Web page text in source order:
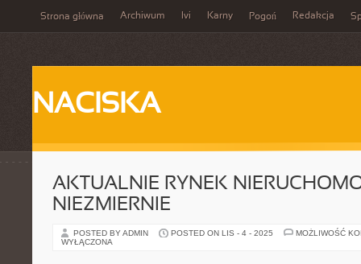
Strona główna Archiwum Ivi Karny Pogoń Redakcja
NACISKA
AKTUALNIE RYNEK
NIEZMIERNIE
POSTED BY ADMIN POSTED ON LIS - 4 - 2025
MOŻLIWOŚĆ
WYŁĄCZONA